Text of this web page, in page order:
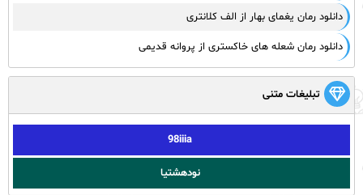
دانلود رمان یغمای بهار از الف کلانتری
دانلود رمان شعله های خاکستری از پروانه قدیمی
تبلیغات متنی
98iiia
نودهشتیا